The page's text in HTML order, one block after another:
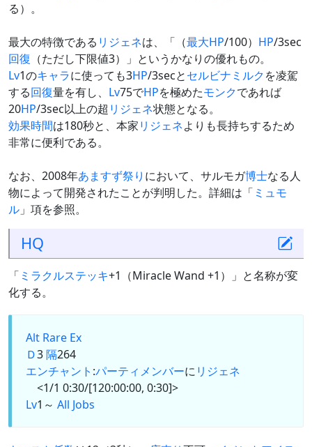
る）。
最大の特徴である リジェネは、「（最大HP/100） HP/3sec
回復 （ただし下限値3）」というかなりの優れもの。
Lv1のキャラに使っても3HP/3secとセルビナミルクを凌駕
する回復量を有し、 Lv75でHPを極めたモンクであれば
20HP/3sec以上の超 リジェネ状態となる。
効果時間は180秒と、本家リジェネよりも長持ちするため
非常に便利である。
なお、2008年あますず祭り において、サルモガ博士なる人
物によって開発されたことが判明した。詳細は「 ミュモ
ル 」項を参照。
HQ
「 ミラクルステッキ+1（Miracle Wand +1）」と名称が変
化する。
Alt Rare Ex
Ｄ3隔264
エンチャント :パーティメンバーにリジェネ
<1/1 0:30/[120:00:00, 0:30]>
Lv1～ All Jobs